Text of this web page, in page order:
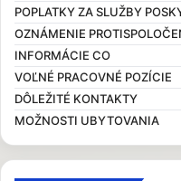
Evidencia obyvateľov
Overovanie dokumentov
Sťažnosti a žiadosti
Sociálna pomoc
Elektronické služby
Všeobecné záväzné
Ekonomické dokumenty
Rozpočet obce
Rozvojové dokumenty
Smernice
POPLATKY ZA SLUŽBY
OZNÁMENIE
INFORMÁCIE CO
VOĽNÉ PRACOVNÉ POZÍCIE
DÔLEŽITÉ KONTAKTY
MOŽNOSTI UBYTOVANIA